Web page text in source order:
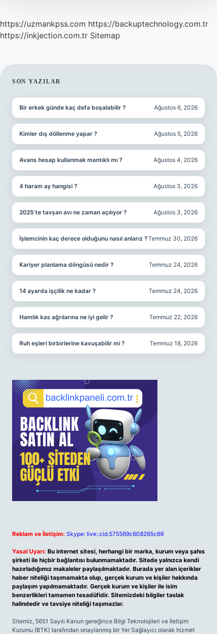
https://uzmankpss.com https://backuptechnology.com.tr
https://inkjection.com.tr Sitemap
SIDEBAR
SON YAZILAR
Bir erkek günde kaç defa boşalabilir ? Ağustos 6, 2026
Kimler dış döllenme yapar ? Ağustos 5, 2026
Avans hesap kullanmak mantıklı mı ? Ağustos 4, 2026
4 haram ay hangisi ? Ağustos 3, 2026
2025’te tavşan avı ne zaman açılıyor ? Ağustos 3, 2026
İşlemcinin kaç derece olduğunu nasıl anlarız ?Temmuz 30, 2026
Kariyer planlama döngüsü nedir ? Temmuz 24, 2026
14 ayarda işçilik ne kadar ? Temmuz 24, 2026
Hamlık kas ağrılarına ne iyi gelir ? Temmuz 22, 2026
Ruh eşleri birbirlerine kavuşabilir mi ? Temmuz 18, 2026
Reklam ve İletişim: Skype: live:.cid.575569c608265c69
Yasal Uyarı: Bu internet sitesi, herhangi bir marka, kurum veya şahıs
şirketi ile hiçbir bağlantısı bulunmamaktadır. Sitede yalnızca kendi
hazırladığımız makaleler paylaşılmaktadır. Burada yer alan içerikler
haber niteliği taşımamakta olup, gerçek kurum ve kişiler hakkında
paylaşım yapılmamaktadır. Gerçek kurum ve kişiler ile isim
benzerlikleri tamamen tesadüfidir. Sitemizdeki bilgiler taslak
halindedir ve tavsiye niteliği taşımazlar.
Sitemiz, 5651 Sayılı Kanun gereğince Bilgi Teknolojileri ve İletişim
Kurumu (BTK) tarafından onaylanmış bir Yer Sağlayıcı olarak hizmet